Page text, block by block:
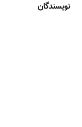
نویسندگان